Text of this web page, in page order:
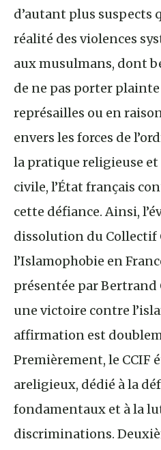
d’autant plus suspects
réalité des violences
aux musulmans, dont
de ne pas porter
représailles ou en
envers les forces de
la pratique religieuse
civile, l’État français
cette défiance. Ainsi,
dissolution du Collectif
l’Islamophobie en
présentée par Bertrand
une victoire contre
affirmation est
Premièrement, le CCIF
areligieux, dédié à la
fondamentaux et à la
discriminations.